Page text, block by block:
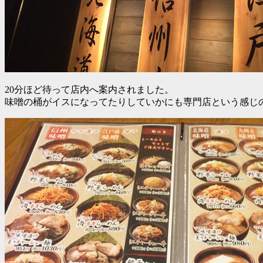
20分ほど待って店内へ案内されました。
味噌の桶がイスになってたりしていかにも専門店という感じ